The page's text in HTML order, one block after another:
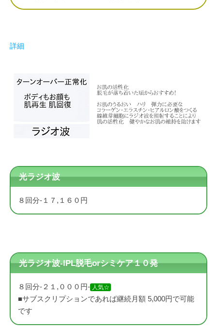
詳細
光ラジオ波
８回分-１７,１６０円
光ラジオ波-IPL脱毛orシミケア１０発
８回分-２１,０００円- 人気☆
■サブスクリプションであれば継続月額 5,000円で可能
です